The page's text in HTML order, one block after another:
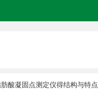
酸凝固点测定仪得结构与特点